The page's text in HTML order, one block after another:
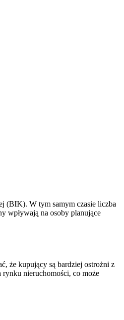
(BIK). W tym samym czasie liczba
wpływają na osoby planujące
że kupujący są bardziej ostrożni z
nieruchomości, co może